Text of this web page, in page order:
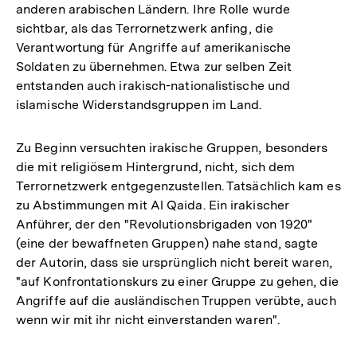
anderen arabischen Ländern. Ihre Rolle wurde
sichtbar, als das Terrornetzwerk anfing, die
Verantwortung für Angriffe auf amerikanische
Soldaten zu übernehmen. Etwa zur selben Zeit
entstanden auch irakisch-nationalistische und
islamische Widerstandsgruppen im Land.
Zu Beginn versuchten irakische Gruppen, besonders
die mit religiösem Hintergrund, nicht, sich dem
Terrornetzwerk entgegenzustellen. Tatsächlich kam es
zu Abstimmungen mit Al Qaida. Ein irakischer
Anführer, der den "Revolutionsbrigaden von 1920"
(eine der bewaffneten Gruppen) nahe stand, sagte
der Autorin, dass sie ursprünglich nicht bereit waren,
"auf Konfrontationskurs zu einer Gruppe zu gehen, die
Angriffe auf die ausländischen Truppen verübte, auch
wenn wir mit ihr nicht einverstanden waren".